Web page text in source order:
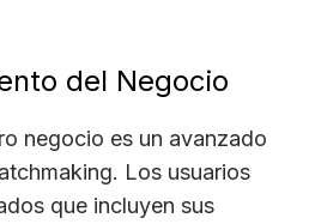
del Negocio
negocio es un avanzado
Los usuarios
que incluyen sus